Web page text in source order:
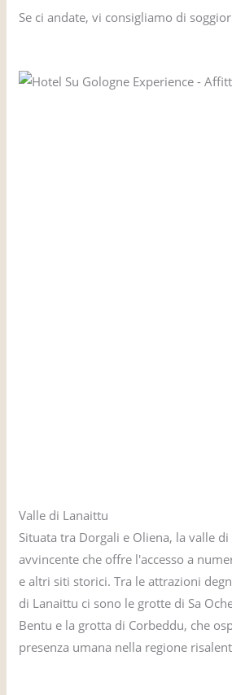
Se ci andate, vi consigliamo di
Valle di Lanaittu
Situata tra Dorgali e Oliena, la valle
avvincente che offre l'accesso a
e altri siti storici. Tra le attrazioni
di Lanaittu ci sono le grotte di Sa
Bentu e la grotta di Corbeddu, che
presenza umana nella regione